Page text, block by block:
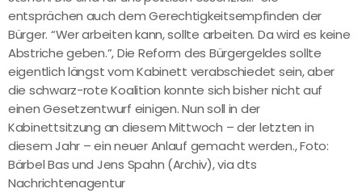
entsprächen auch dem Gerechtigkeitsempfinden der
Bürger. “Wer arbeiten kann, sollte arbeiten. Da wird es keine
Abstriche geben.”, Die Reform des Bürgergeldes sollte
eigentlich längst vom Kabinett verabschiedet sein, aber
die schwarz-rote Koalition konnte sich bisher nicht auf
einen Gesetzentwurf einigen. Nun soll in der
Kabinettsitzung an diesem Mittwoch – der letzten in
diesem Jahr – ein neuer Anlauf gemacht werden., Foto:
Bärbel Bas und Jens Spahn (Archiv), via dts
Nachrichtenagentur